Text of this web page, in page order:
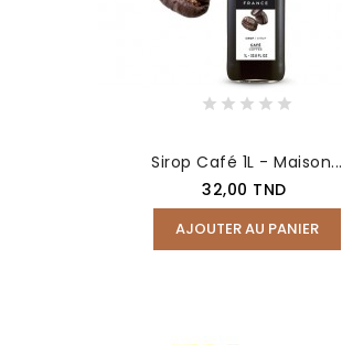
Sirop Café 1L - Maison...
Prix
32,00 TND
AJOUTER AU PANIER